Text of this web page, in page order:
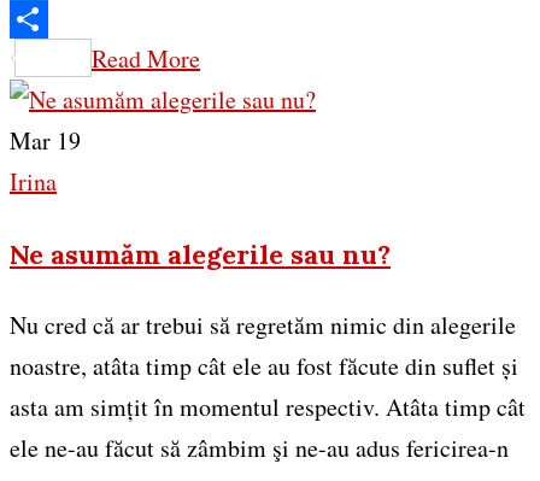
Twitter
Share
Read More
Mar 19
Irina
Ne asumăm alegerile sau nu?
Nu cred că ar trebui să regretăm nimic din alegerile
noastre, atâta timp cât ele au fost făcute din suflet și
asta am simțit în momentul respectiv. Atâta timp cât
ele ne-au făcut să zâmbim şi ne-au adus fericirea-n